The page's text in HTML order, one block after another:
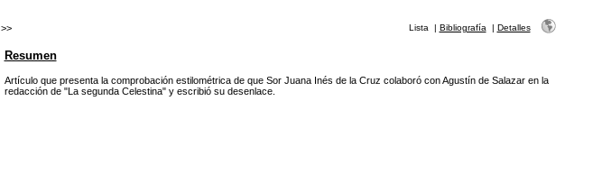
>> Lista | Bibliografía | Detalles
Resumen
Artículo que presenta la comprobación estilométrica de que Sor Juana Inés de la Cruz colaboró con Agustín de Salazar en la
redacción de "La segunda Celestina" y escribió su desenlace.